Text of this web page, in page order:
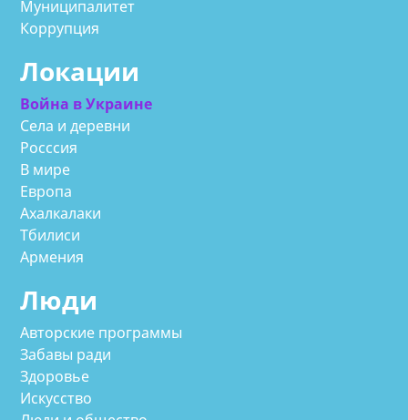
Муниципалитет
Коррупция
Локации
Война в Украине
Села и деревни
Росссия
В мире
Европа
Ахалкалаки
Тбилиси
Армения
Люди
Авторские программы
Забавы ради
Здоровье
Искусство